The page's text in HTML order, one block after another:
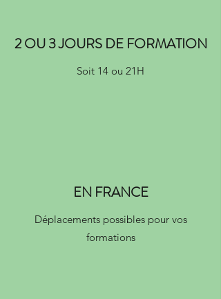
2 OU 3 JOURS DE FORMATION
Soit 14 ou 21H
EN FRANCE
Déplacements possibles pour vos
formations